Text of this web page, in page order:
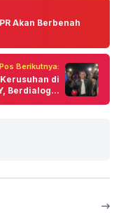
Akan Berbenah
Pos Berikutnya:
di
Berdialog...